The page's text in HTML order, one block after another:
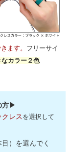
ます。 フリーサイ
カラー２色
方▶
レスを選択して
目）を選んでく